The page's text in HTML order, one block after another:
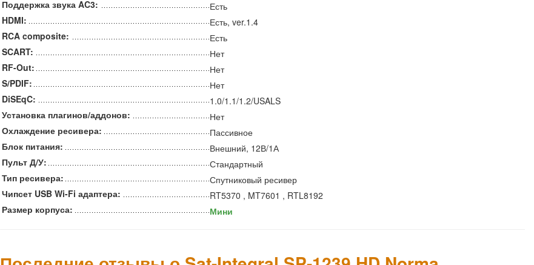
Поддержка звука AC3:
Есть
HDMI:
Есть, ver.1.4
RCA composite:
Есть
SCART:
Нет
RF-Out:
Нет
S/PDIF:
Нет
DiSEqC:
1.0/1.1/1.2/USALS
Установка плагинов/аддонов:
Нет
Охлаждение ресивера:
Пассивное
Блок питания:
Внешний, 12В/1А
Пульт Д/У:
Стандартный
Тип ресивера:
Спутниковый ресивер
Чипсет USB Wi-Fi адаптера:
RT5370 , MT7601 , RTL8192
Размер корпуса:
Мини